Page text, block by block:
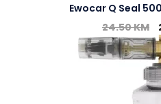
Ewocar Q Seal
24.50KM